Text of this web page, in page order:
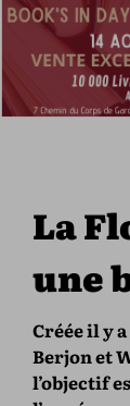
La
une
Créée il y
Berjon et
l’objectif